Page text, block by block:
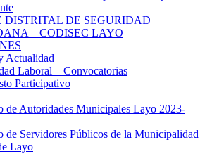
DISTRITAL DE SEGURIDAD
– CODISEC LAYO
Actualidad
Laboral – Convocatorias
Participativo
de Autoridades Municipales Layo 2023-
de Servidores Públicos de la Municipalidad
Layo